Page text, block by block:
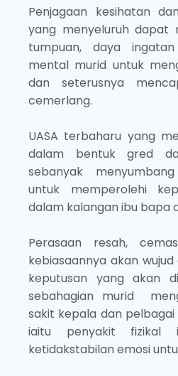
Penjagaan kesihatan
yang menyeluruh dapat
tumpuan, daya
mental murid untuk
dan seterusnya
cemerlang.
UASA terbaharu yang
dalam bentuk gred
sebanyak
untuk memperolehi
dalam kalangan ibu bapa
Perasaan resah,
kebiasaannya akan
keputusan yang akan
sebahagian murid
sakit kepala dan
iaitu penyakit fizikal
ketidakstabilan emosi